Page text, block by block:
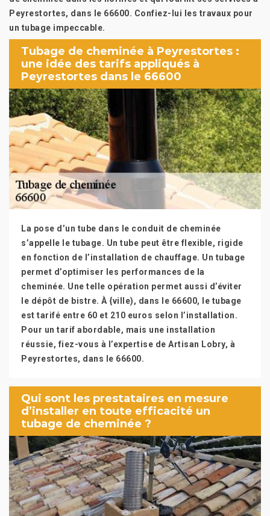
Peyrestortes, dans le 66600. Confiez-lui les travaux pour
un tubage impeccable.
Tubage de cheminée à Peyrestortes :
une idée des tarifs appliqués à
Peyrestortes dans le 66600
La pose d’un tube dans le conduit de cheminée
s’appelle le tubage. Un tube peut être flexible, rigide
en fonction de l’installation de chauffage. Un tubage
permet d’optimiser les performances de la
cheminée. Une telle opération permet aussi d’éviter
le dépôt de bistre. À {ville), dans le 66600, le tubage
est tarifé entre 60 et 210 euros selon l’installation.
Pour un tarif abordable, mais une installation
réussie, fiez-vous à l’expertise de Artisan Lobry, à
Peyrestortes, dans le 66600.
Qui sont les prestataires en mesure
d’installer en toute efficacité un
tubage de cheminée ?